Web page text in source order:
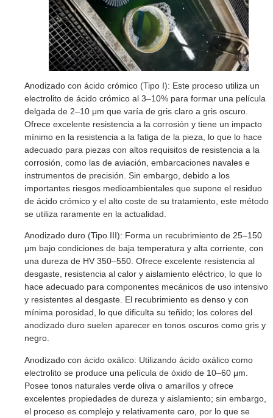
Anodizado con ácido crómico (Tipo I): Este proceso utiliza un
electrolito de ácido crómico al 3–10% para formar una película
delgada de 2–10 μm que varía de gris claro a gris oscuro.
Ofrece excelente resistencia a la corrosión y tiene un impacto
mínimo en la resistencia a la fatiga de la pieza, lo que lo hace
adecuado para piezas con altos requisitos de resistencia a la
corrosión, como las de aviación, embarcaciones navales e
instrumentos de precisión. Sin embargo, debido a los
importantes riesgos medioambientales que supone el residuo
de ácido crómico y el alto coste de su tratamiento, este método
se utiliza raramente en la actualidad.
Anodizado duro (Tipo III): Forma un recubrimiento de 25–150
μm bajo condiciones de baja temperatura y alta corriente, con
una dureza de HV 350–550. Ofrece excelente resistencia al
desgaste, resistencia al calor y aislamiento eléctrico, lo que lo
hace adecuado para componentes mecánicos de uso intensivo
y resistentes al desgaste. El recubrimiento es denso y con
mínima porosidad, lo que dificulta su teñido; los colores del
anodizado duro suelen aparecer en tonos oscuros como gris y
negro.
Anodizado con ácido oxálico: Utilizando ácido oxálico como
electrolito se produce una película de óxido de 10–60 μm.
Posee tonos naturales verde oliva o amarillos y ofrece
excelentes propiedades de dureza y aislamiento; sin embargo,
el proceso es complejo y relativamente caro, por lo que se